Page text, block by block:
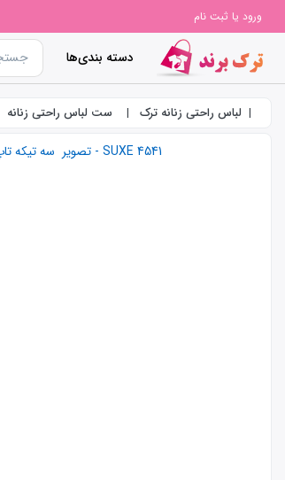
ورود یا ثبت نام
دسته بندی‌ها
لباس راحتی زنانه ترک ست لباس راحتی زنانه